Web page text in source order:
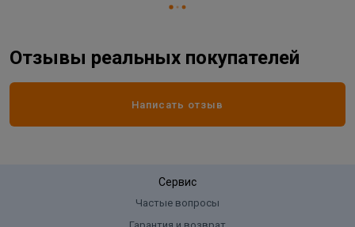
Отзывы реальных покупателей
Написать отзыв
Сервис
Частые вопросы